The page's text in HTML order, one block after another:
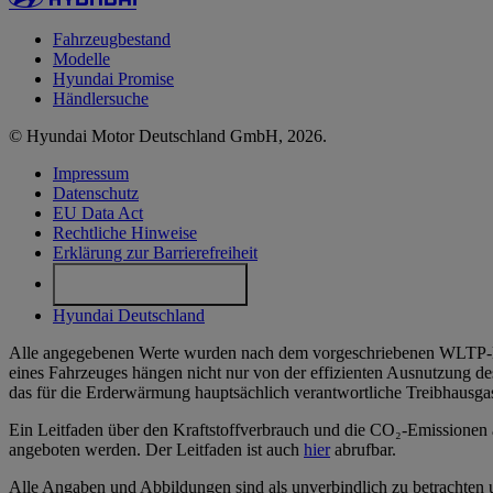
Fahrzeugbestand
Modelle
Hyundai Promise
Händlersuche
© Hyundai Motor Deutschland GmbH, 2026.
Impressum
Datenschutz
EU Data Act
Rechtliche Hinweise
Erklärung zur Barrierefreiheit
Hyundai Deutschland
Alle angegebenen Werte wurden nach dem vorgeschriebenen
eines Fahrzeuges hängen nicht nur von der effizienten Ausnutzung
das für die Erderwärmung hauptsächlich verantwortliche
Ein Leitfaden über den Kraftstoffverbrauch und die CO₂-
angeboten werden. Der Leitfaden ist auch hierabrufbar.
Alle Angaben und Abbildungen sind als unverbindlich zu betrachten